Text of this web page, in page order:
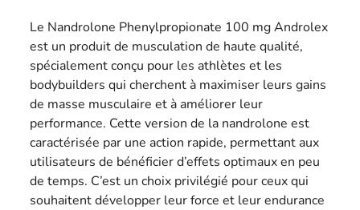
Open
menu
THINNESS
CONTACT
US
Le Nandrolone Phenylpropionate 100 mg Androlex
est un produit de musculation de haute qualité,
spécialement conçu pour les athlètes et les
bodybuilders qui cherchent à maximiser leurs gains
de masse musculaire et à améliorer leur
performance. Cette version de la nandrolone est
caractérisée par une action rapide, permettant aux
utilisateurs de bénéficier d’effets optimaux en peu
de temps. C’est un choix privilégié pour ceux qui
souhaitent développer leur force et leur endurance